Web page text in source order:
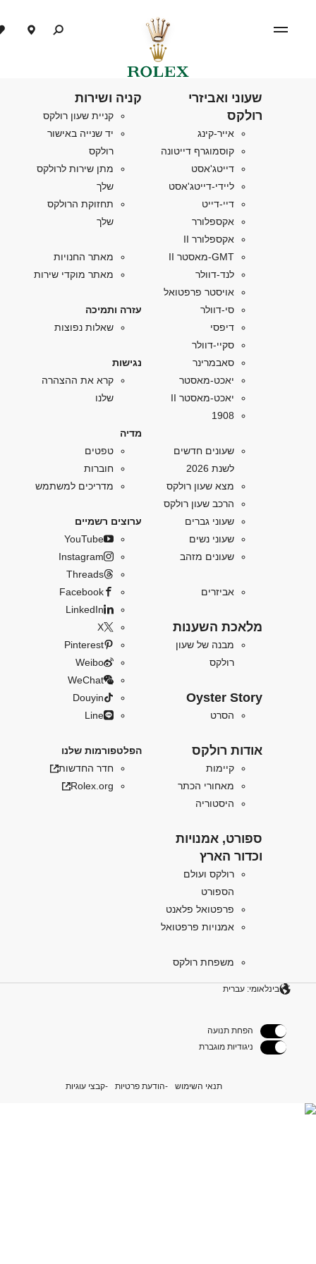
שעוני ואביזרי
רולקס
אייר-קינג
קוסמוגרף דייטונה
דייטג'אסט
ליידי-דייטג'אסט
דיי-דייט
אקספלורר
אקספלורר II
GMT-מאסטר II
לנד-דוולר
אויסטר פרפטואל
סי-דוולר
דיפסי
סקיי-דוולר
סאבמרינר
יאכט-מאסטר
יאכט-מאסטר II
1908
שעונים חדשים
לשנת 2026
מצא שעון רולקס
הרכב שעון רולקס
שעוני גברים
שעוני נשים
שעונים מזהב
אביזרים
מלאכת השענות
מבנה של שעון
רולקס
Oyster Story
הסרט
אודות רולקס
קיימות
מאחורי הכתר
היסטוריה
ספורט, אמנויות
וכדור הארץ
רולקס ועולם
הספורט
פרפטואל פלאנט
אמנויות פרפטואל
משפחת רולקס
קניה ושירות
קניית שעון רולקס
יד שנייה באישור
רולקס
מתן שירות לרולקס
שלך
תחזוקת הרולקס
שלך
מאתר החנויות
מאתר מוקדי שירות
עזרה ותמיכה
שאלות נפוצות
נגישות
קרא את ההצהרה
שלנו
מדיה
טפטים
חוברות
מדריכים למשתמש
ערוצים רשמיים
YouTube
Instagram
Threads
Facebook
LinkedIn
X
Pinterest
Weibo
WeChat
Douyin
Line
הפלטפורמות שלנו
חדר החדשות
Rolex.org
בינלאומי: עברית
הפחת תנועה
ניגודיות מוגברת
תנאי השימוש הודעת פרטיות קבצי עוגיות